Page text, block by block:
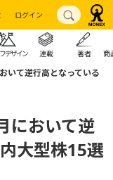
ログイン
デザイン 連載 著者 商
いて逆行高となっている
において逆
大型株15選